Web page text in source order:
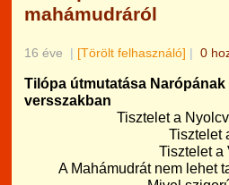
mahámudráról
16 éve | [Törölt felhasználó] | 0
Tilópa útmutatása
versszakban
Tisztelet a
Tisztelet
Tisztelet a
A Mahámudrát nem lehet